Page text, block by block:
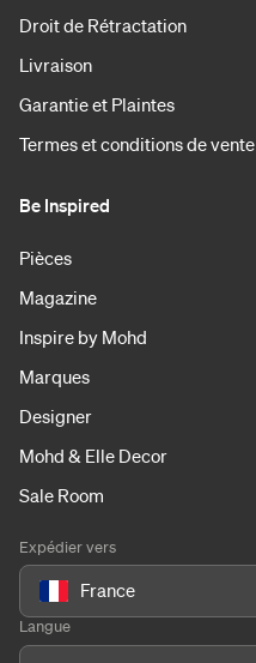
Droit de Rétractation
Livraison
Garantie et Plaintes
Termes et conditions de vente
Be Inspired
Pièces
Magazine
Inspire by Mohd
Marques
Designer
Mohd & Elle Decor
Sale Room
Expédier vers
France
Langue